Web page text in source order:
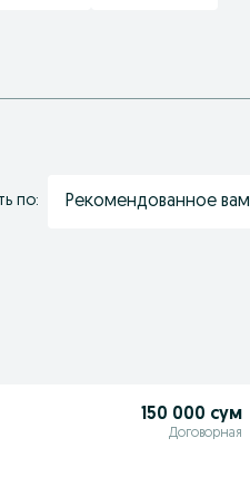
по: Рекомендованное вам
150 000 сум
Договорная